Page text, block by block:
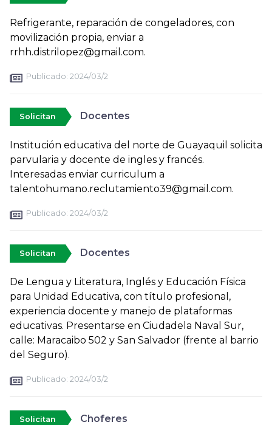
Refrigerante, reparación de congeladores, con
movilización propia, enviar a
rrhh.distrilopez@gmail.com.
Publicado: 2024/03/2
Solicitan Docentes
Institución educativa del norte de Guayaquil solicita
parvularia y docente de ingles y francés.
Interesadas enviar curriculum a
talentohumano.reclutamiento39@gmail.com.
Publicado: 2024/03/2
Solicitan Docentes
De Lengua y Literatura, Inglés y Educación Física
para Unidad Educativa, con título profesional,
experiencia docente y manejo de plataformas
educativas. Presentarse en Ciudadela Naval Sur,
calle: Maracaibo 502 y San Salvador (frente al barrio
del Seguro).
Publicado: 2024/03/2
Solicitan Choferes